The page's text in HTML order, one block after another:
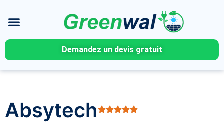
Demandez un devis gratuit
Absytech